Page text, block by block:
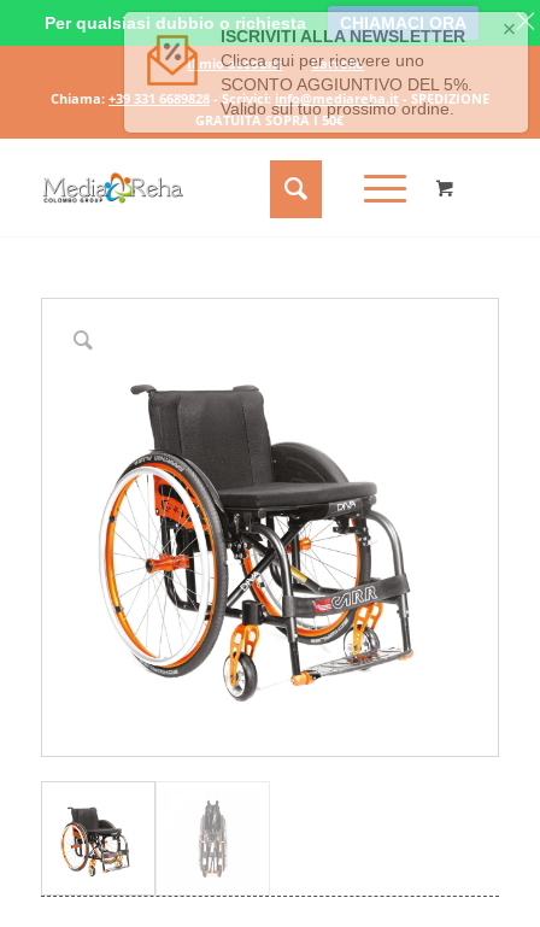
Il mio account
Carrello
Chiama: +39 331 6689828- Scrivici: info@mediareha.it- SPEDIZIONE
GRATUITA SOPRA I 50€
Per qualsiasi dubbio o richiesta CHIAMACI ORA